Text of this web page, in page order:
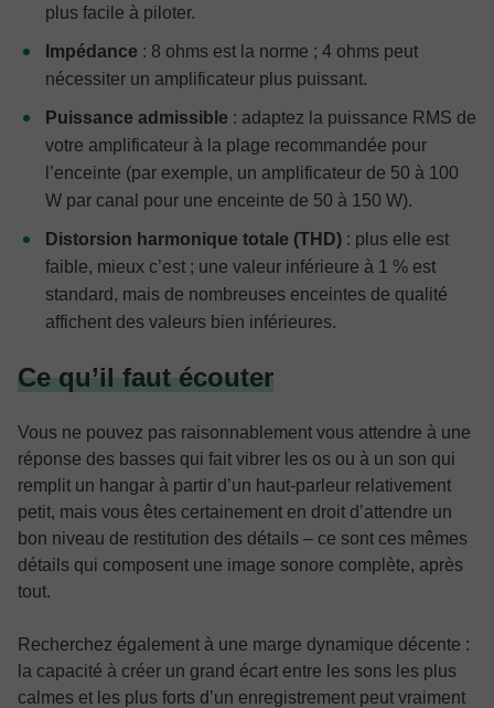
plus facile à piloter.
Impédance : 8 ohms est la norme ; 4 ohms peut
nécessiter un amplificateur plus puissant.
Puissance admissible : adaptez la puissance RMS de
votre amplificateur à la plage recommandée pour
l’enceinte (par exemple, un amplificateur de 50 à 100
W par canal pour une enceinte de 50 à 150 W).
Distorsion harmonique totale (THD) : plus elle est
faible, mieux c’est ; une valeur inférieure à 1 % est
standard, mais de nombreuses enceintes de qualité
affichent des valeurs bien inférieures.
Ce qu’il faut écouter
Vous ne pouvez pas raisonnablement vous attendre à une
réponse des basses qui fait vibrer les os ou à un son qui
remplit un hangar à partir d’un haut-parleur relativement
petit, mais vous êtes certainement en droit d’attendre un
bon niveau de restitution des détails – ce sont ces mêmes
détails qui composent une image sonore complète, après
tout.
Recherchez également à une marge dynamique décente :
la capacité à créer un grand écart entre les sons les plus
calmes et les plus forts d’un enregistrement peut vraiment